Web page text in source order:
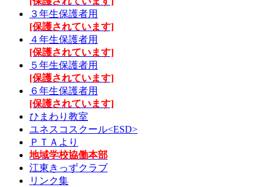
３年生保護者用
[保護されています]
４年生保護者用
[保護されています]
５年生保護者用
[保護されています]
６年生保護者用
[保護されています]
ひまわり教室
ユネスコスクール<ESD>
ＰＴＡより
地域学校協働本部
江東きっずクラブ
リンク集